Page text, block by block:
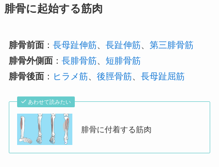
腓骨に起始する筋肉
腓骨前面： 長母趾伸筋、 長趾伸筋、 第三腓骨筋
腓骨外側面： 長腓骨筋、 短腓骨筋
腓骨後面： ヒラメ筋、 後脛骨筋、 長母趾屈筋
あわせて読みたい
腓骨に付着する筋肉